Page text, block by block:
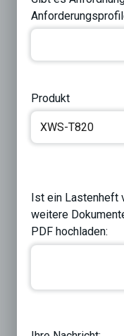
Produkt
Ist ein Lastenheft
weitere
PDF hochladen: